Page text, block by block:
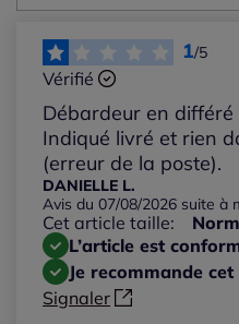
Les plus récents
Les plus anciens
Notes les plus élevées
Notes les plus basses
1/5
Vérifié
Débardeur en
Indiqué livré et rien
(erreur de la poste).
DANIELLE L.
Avis du 07/08/2026 suite à
Cet article taille:
L’article est
Je recommande
Signaler